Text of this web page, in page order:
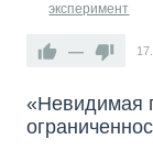
эксперимент
—
«Невидимая